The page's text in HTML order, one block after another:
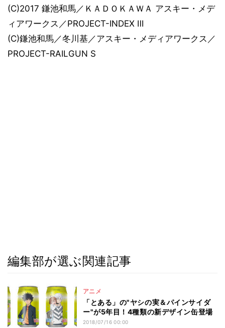
(C)2017 鎌池和馬／ＫＡＤＯＫＡＷＡ アスキー・メデ
ィアワークス／PROJECT-INDEX Ⅲ
(C)鎌池和馬／冬川基／アスキー・メディアワークス／
PROJECT-RAILGUN S
編集部が選ぶ関連記事
アニメ
「とある」の"ヤシの実＆パインサイダ
ー"が5年目！4種類の新デザイン缶登場
2018/07/16 00:00